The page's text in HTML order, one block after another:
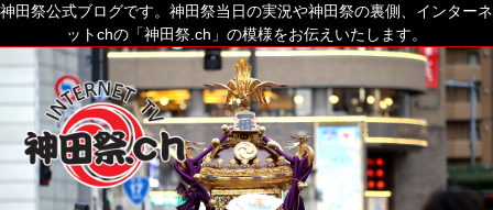
神田祭公式ブログです。神田祭当日の実況や神田祭の裏側、インターネ
ットchの「神田祭.ch」の模様をお伝えいたします。